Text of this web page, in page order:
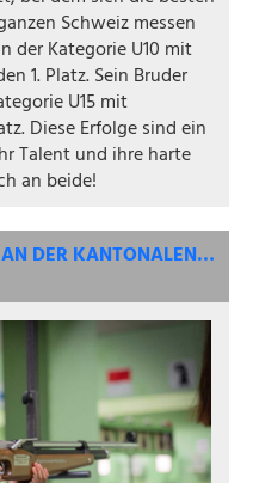
Schweiz messen
der Kategorie U10 mit
1. Platz. Sein Bruder
U15 mit
Diese Erfolge sind ein
Talent und ihre harte
an beide!
ERFOLGREICHE TEILNAHME AN DER KANTONALEN NACHWUCHSMEISTERSCHAFT LUZERN 10M LUFTGEWEHR